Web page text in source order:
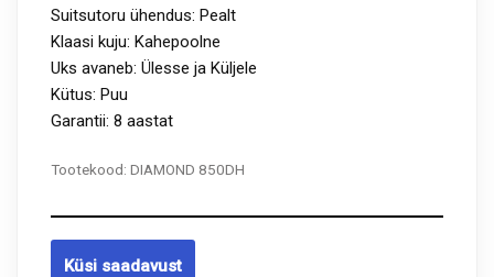
Suitsutoru ühendus: Pealt
Klaasi kuju: Kahepoolne
Uks avaneb: Ülesse ja Küljele
Kütus: Puu
Garantii: 8 aastat
Tootekood: DIAMOND 850DH
Küsi saadavust